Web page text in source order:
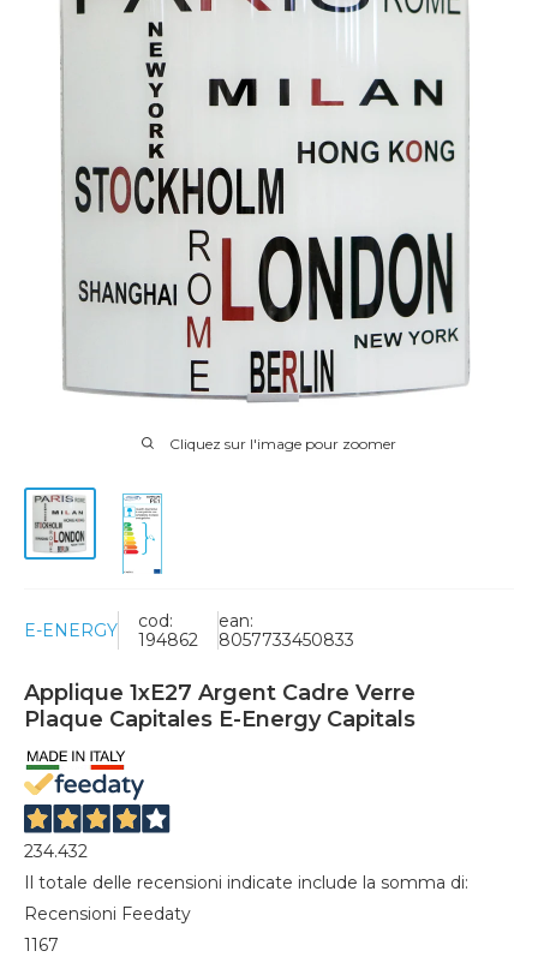
Cliquez sur l'image pour zoomer
E-ENERGY
cod:
194862
ean:
8057733450833
Applique 1xE27 Argent Cadre Verre
Plaque Capitales E-Energy Capitals
234.432
Il totale delle recensioni indicate include la somma di:
Recensioni Feedaty
1167